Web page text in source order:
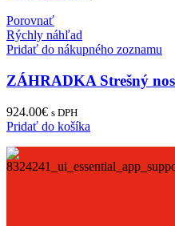
Porovnať
Rýchly náhľad
Pridať do nákupného zoznamu
ZÁHRADKA Strešný
924.00€ s DPH
Pridať do košíka